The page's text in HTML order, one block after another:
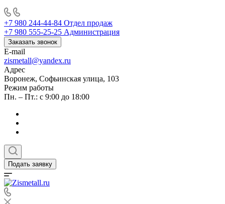
+7 980 244-44-84 Отдел продаж
+7 980 555-25-25 Администрация
Заказать звонок
E-mail
zismetall@yandex.ru
Адрес
Воронеж, Софьинская улица, 103
Режим работы
Пн. – Пт.: с 9:00 до 18:00
Подать заявку